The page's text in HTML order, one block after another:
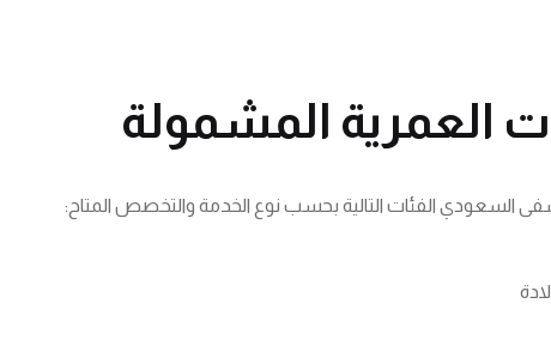
العمرية المشمولة
السعودي الفئات التالية بحسب نوع الخدمة والتخصص المتاح: